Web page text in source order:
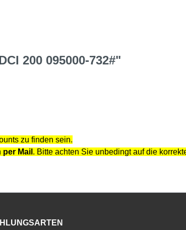
200 095000-732#"
zu finden sein.
per Mail . Bitte achten Sie unbedingt auf die